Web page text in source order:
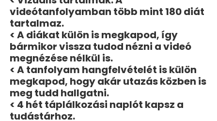
videótanfolyamban több mint 180 diát
tartalmaz.
< A diákat külön is megkapod, így
bármikor vissza tudod nézni a videó
megnézése nélkül is.
< A tanfolyam hangfelvételét is külön
megkapod, hogy akár utazás közben is
meg tudd hallgatni.
< 4 hét táplálkozási naplót kapsz a
tudástárhoz.